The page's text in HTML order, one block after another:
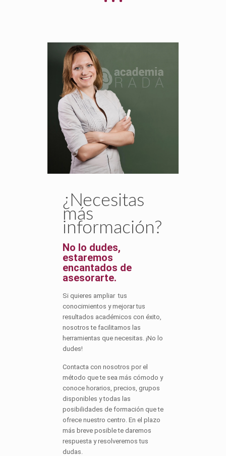
¿Necesitas
más
información?
No lo dudes,
estaremos
encantados de
asesorarte.
Si quieres ampliar tus
conocimientos y mejorar tus
resultados académicos con éxito,
nosotros te facilitamos las
herramientas que necesitas. ¡No lo
dudes!
Contacta con nosotros por el
método que te sea más cómodo y
conoce horarios, precios, grupos
disponibles y todas las
posibilidades de formación que te
ofrece nuestro centro. En el plazo
más breve posible te daremos
respuesta y resolveremos tus
dudas.